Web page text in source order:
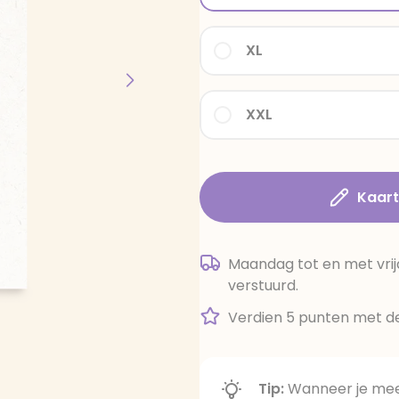
XXL
XL
Maandag tot en met
verstuurd.
Verdien 5 punten met
Tip:Wanneer je